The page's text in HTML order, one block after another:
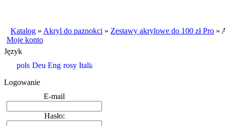
Katalog » Akryl do paznokci » Zestawy akrylowe do 100 zł Pro »
Moje konto
Język
Logowanie
E-mail
Hasło: